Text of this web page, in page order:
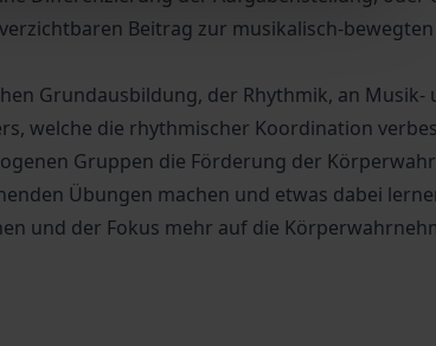
Beitrag zur musikalisch-
Grundausbildung, der Rhythmik, an Musik-
welche die rhythmischer Koordination
Gruppen die Förderung der
Übungen machen und etwas dabei
und der Fokus mehr auf die